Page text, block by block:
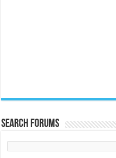
Search Forums